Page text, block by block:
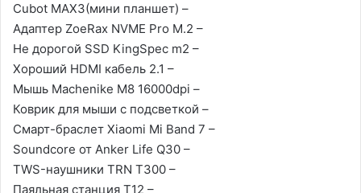
Cubot MAX3(мини планшет) –
Адаптер ZoeRax NVME Pro M.2 –
Не дорогой SSD KingSpec m2 –
Хороший HDMI кабель 2.1 –
Мышь Machenike M8 16000dpi –
Коврик для мыши с подсветкой –
Смарт-браслет Xiaomi Mi Band 7 –
Soundcore от Anker Life Q30 –
TWS-наушники TRN T300 –
Паяльная станция T12 –